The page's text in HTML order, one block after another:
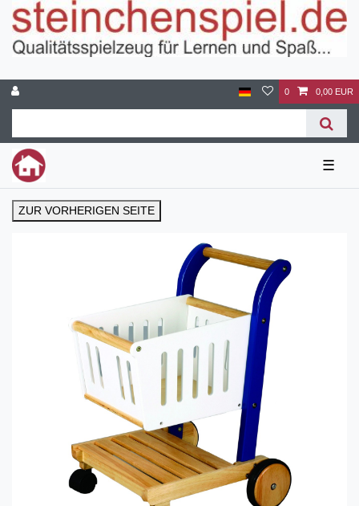
0 0,00 EUR
☰
ZUR VORHERIGEN SEITE